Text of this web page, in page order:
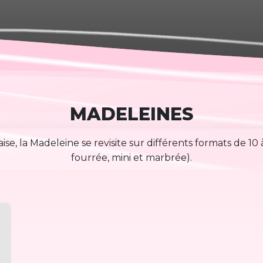
MADELEINES
la Madeleine se revisite sur différents formats de
fourrée, mini et marbrée).